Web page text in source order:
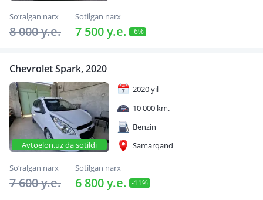
So‘ralgan narx
8 000 y.e.
Sotilgan narx
7 500 y.e. -6%
Chevrolet Spark, 2020
Avtoelon.uz da sotildi
2020 yil
10 000 km.
Benzin
Samarqand
So‘ralgan narx
7 600 y.e.
Sotilgan narx
6 800 y.e. -11%